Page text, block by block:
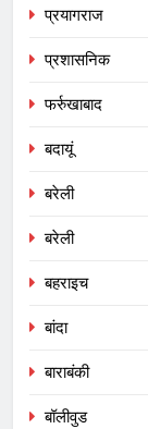
प्रयागराज
प्रशासनिक
फर्रुखाबाद
बदायूं
बरेली
बरेली
बहराइच
बांदा
बाराबंकी
बॉलीवुड